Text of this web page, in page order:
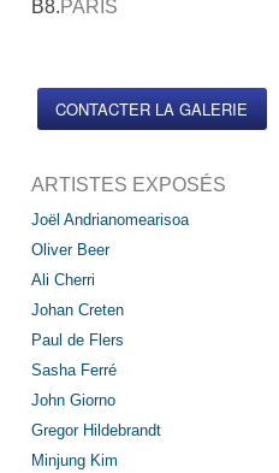
B8.PARIS
CONTACTER LA GALERIE
ARTISTES EXPOSÉS
Joël Andrianomearisoa
Oliver Beer
Ali Cherri
Johan Creten
Paul de Flers
Sasha Ferré
John Giorno
Gregor Hildebrandt
Minjung Kim